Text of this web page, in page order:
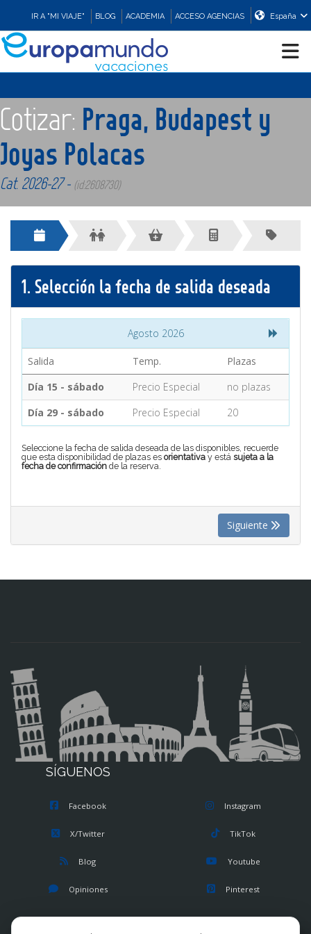
IR A "MI VIAJE" BLOG ACADEMIA ACCESO AGENCIAS España
EUROPA
PROMOCIONES
COMPRAR
CONTACTO
MÁS
Cotizar: Praga, Budapest y
Joyas Polacas
Cat. 2026-27 - (id:2608730)
1. Selección la fecha de salida deseada
Agosto 2026
Salida Temp.
Plazas
Día 15 - sábado
Precio Especial
no plazas
Día 29 - sábado
Precio Especial 20
Seleccione la fecha de salida deseada de las disponibles, recuerde
que esta disponibilidad de plazas es orientativa y está sujeta a la
fecha de confirmación de la reserva.
Siguiente
SÍGUENOS
Facebook
X/Twitter
Blog
Opiniones
Instagram
TikTok
Youtube
Pinterest